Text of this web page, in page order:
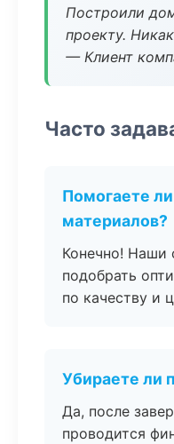
Построили
проекту.
— Клиент
Часто
Помогаете
материалов?
Конечно! Наши
подобрать
по качеству и
Убираете ли
Да, после
проводится